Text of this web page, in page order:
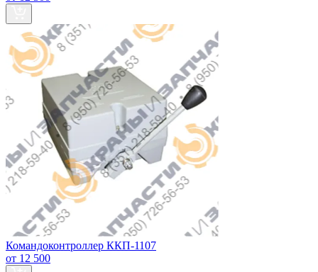
Командоконтроллер ККП-1107
от 12 500